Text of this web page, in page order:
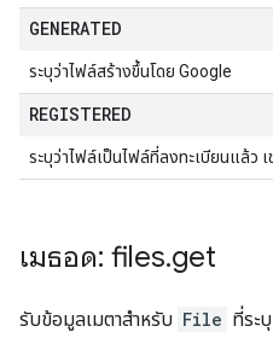
GENERATED
ระบุว่าไฟล์สร้างขึ้นโดย Google
REGISTERED
ระบุว่าไฟล์เป็นไฟล์ที่ลงทะเบียนแล้ว
เมธอด: files.get
รับข้อมูลเมตาสำหรับ File ที่ระบุ